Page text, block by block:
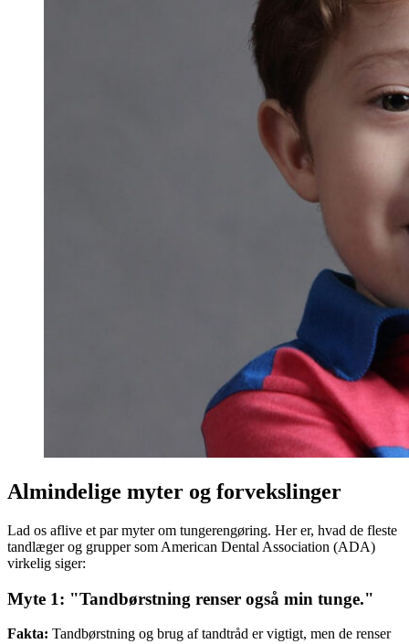
Almindelige myter og forvekslinger
Lad os aflive et par myter om tungerengøring. Her er, hvad de fleste
tandlæger og grupper som American Dental Association (ADA)
virkelig siger:
Myte 1: "Tandbørstning renser også min tunge."
Fakta: Tandbørstning og brug af tandtråd er vigtigt, men de renser